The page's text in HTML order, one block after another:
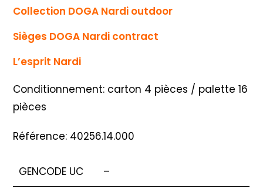
Collection DOGA Nardi outdoor
Sièges DOGA Nardi contract
L’esprit Nardi
Conditionnement: carton 4 pièces / palette 16
pièces
Référence: 40256.14.000
GENCODE UC –